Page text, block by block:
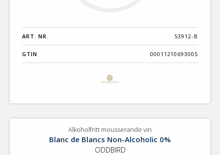
ART. NR. 53912-B
GTIN 00011210693005
Alkoholfritt mousserande vin
Blanc de Blancs Non-Alcoholic 0%
ODDBIRD